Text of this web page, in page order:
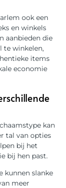
ook een
en winkels
aanbieden die
te winkelen,
items
economie
kan
tal van opties
bij het
bij hen past.
kunnen slanke
meer